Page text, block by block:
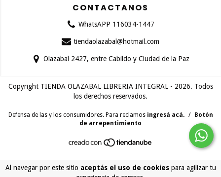
Al navegar por este sitio aceptás el uso de cookiespara agilizar tu
CONTACTANOS
WhatsAPP 116034-1447
tiendaolazabal@hotmail.com
Olazabal 2427, entre Cabildo y Ciudad de la Paz
Copyright TIENDA OLAZABAL LIBRERIA INTEGRAL - 2026. Todos
los derechos reservados.
Defensa de las y los consumidores. Para reclamos ingresá acá. /
Botón
de arrepentimiento